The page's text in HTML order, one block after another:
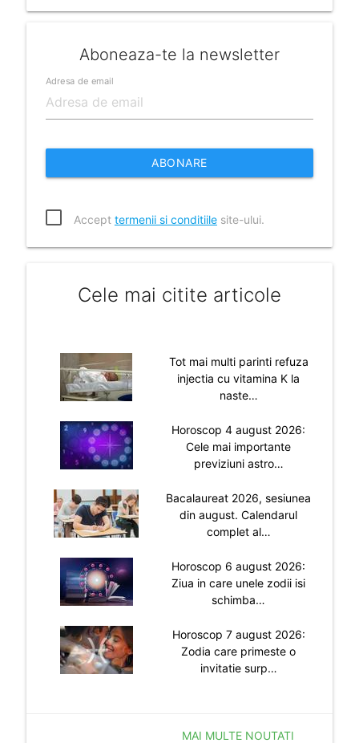
Aboneaza-te la newsletter
Adresa de email
ABONARE
Accept termenii si conditiilesite-ului.
Cele mai citite articole
Tot mai multi parinti refuza
injectia cu vitamina K la
naste…
Horoscop 4 august 2026:
Cele mai importante
previziuni astro…
Bacalaureat 2026, sesiunea
din august. Calendarul
complet al…
Horoscop 6 august 2026:
Ziua in care unele zodii isi
schimba…
Horoscop 7 august 2026:
Zodia care primeste o
invitatie surp…
MAI MULTE NOUTATI